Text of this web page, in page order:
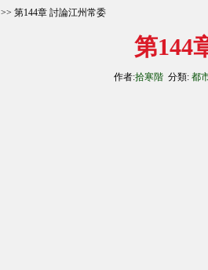
>> 第144章 討論江州常委
第144
作者:拾寒階 分類: 都